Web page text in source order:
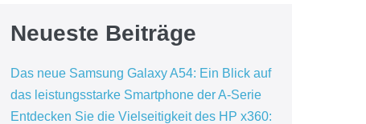
Neueste Beiträge
Das neue Samsung Galaxy A54: Ein Blick auf
das leistungsstarke Smartphone der A-Serie
Entdecken Sie die Vielseitigkeit des HP x360: